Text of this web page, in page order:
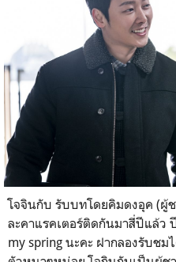
โจจินกับ รับบทโดยคิมดงอุค (ผู้ช
ละคาแรคเตอร์ติดกันมาสี่ปีแล้ว
my spring นะคะ ฝากลองรับช